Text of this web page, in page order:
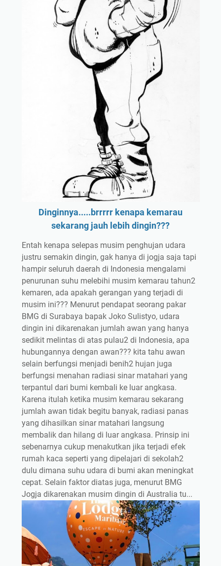
Dinginnya.....brrrrr kenapa kemarau
sekarang jauh lebih dingin???
Entah kenapa selepas musim penghujan udara
justru semakin dingin, gak hanya di jogja saja tapi
hampir seluruh daerah di Indonesia mengalami
penurunan suhu melebihi musim kemarau tahun2
kemaren, ada apakah gerangan yang terjadi di
musim ini??? Menurut pendapat seorang pakar
BMG di Surabaya bapak Joko Sulistyo, udara
dingin ini dikarenakan jumlah awan yang hanya
sedikit melintas di atas pulau2 di Indonesia, apa
hubungannya dengan awan??? kita tahu awan
selain berfungsi menjadi benih2 hujan juga
berfungsi menahan radiasi sinar matahari yang
terpantul dari bumi kembali ke luar angkasa.
Karena itulah ketika musim kemarau sekarang
jumlah awan tidak begitu banyak, radiasi panas
yang dihasilkan sinar matahari langsung
membalik dan hilang di luar angkasa. Prinsip ini
sebenarnya cukup menakutkan jika terjadi efek
rumah kaca seperti yang dipelajari di sekolah2
dulu dimana suhu udara di bumi akan meningkat
cepat. Selain faktor diatas juga, menurut BMG
Jogja dikarenakan musim dingin di Australia tu...